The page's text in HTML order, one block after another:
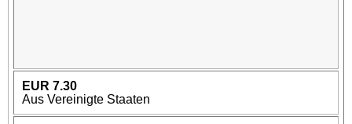
EUR 7.30
Aus Vereinigte Staaten